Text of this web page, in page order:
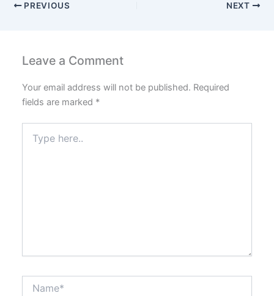
PREVIOUS NEXT
Leave a Comment
Your email address will not be published. Required
fields are marked *
here..